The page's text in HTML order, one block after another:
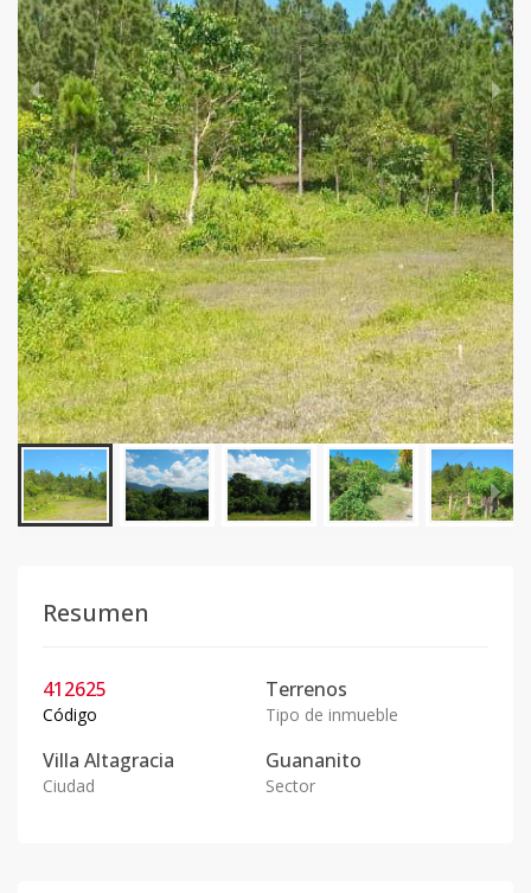
Resumen
412625
Código
Terrenos
Tipo de inmueble
Villa Altagracia
Ciudad
Guananito
Sector